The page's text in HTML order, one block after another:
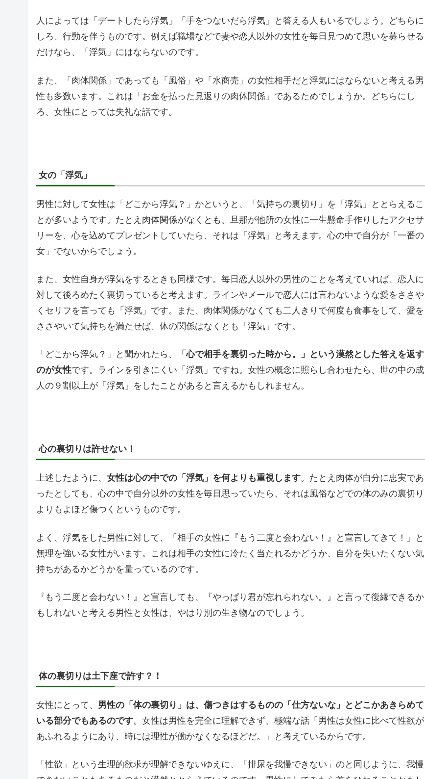
人によっては「デートしたら浮気」「手をつないだら浮気」と答える人もいるでしょう。どちらに
しろ、行動を伴うものです。例えば職場などで妻や恋人以外の女性を毎日見つめて思いを募らせる
だけなら、「浮気」にはならないのです。
また、「肉体関係」であっても「風俗」や「水商売」の女性相手だと浮気にはならないと考える男
性も多数います。これは「お金を払った見返りの肉体関係」であるためでしょうか。どちらにし
ろ、女性にとっては失礼な話です。
女の「浮気」
男性に対して女性は「どこから浮気？」かというと、「気持ちの裏切り」を「浮気」ととらえるこ
とが多いようです。たとえ肉体関係がなくとも、旦那が他所の女性に一生懸命手作りしたアクセサ
リーを、心を込めてプレゼントしていたら、それは「浮気」と考えます。心の中で自分が「一番の
女」でないからでしょう。
また、女性自身が浮気をするときも同様です。毎日恋人以外の男性のことを考えていれば、恋人に
対して後ろめたく裏切っていると考えます。ラインやメールで恋人には言わないような愛をささや
くセリフを言っても「浮気」です。また、肉体関係がなくても二人きりで何度も食事をして、愛を
ささやいて気持ちを満たせば、体の関係はなくとも「浮気」です。
「どこから浮気？」と聞かれたら、
「心で相手を裏切った時から。」という漠然とした答えを返す
のが女性です。ラインを引きにくい「浮気」ですね。女性の概念に照らし合わせたら、世の中の成
人の９割以上が「浮気」をしたことがあると言えるかもしれません。
心の裏切りは許せない！
上述したように、 女性は心の中での「浮気」を何よりも重視します。たとえ肉体が自分に忠実であ
ったとしても、心の中で自分以外の女性を毎日思っていたら、それは風俗などでの体のみの裏切り
よりもよほど傷つくというものです。
よく、浮気をした男性に対して、「相手の女性に『もう二度と会わない！』と宣言してきて！」と
無理を強いる女性がいます。これは相手の女性に冷たく当たれるかどうか、自分を失いたくない気
持ちがあるかどうかを量っているのです。
『もう二度と会わない！』と宣言しても、『やっぱり君が忘れられない。』と言って復縁できるか
もしれないと考える男性と女性は、やはり別の生き物なのでしょう。
体の裏切りは土下座で許す？！
女性にとって、 男性の「体の裏切り」は、傷つきはするものの「仕方ないな」とどこかあきらめて
いる部分でもあるのです。女性は男性を完全に理解できず、極端な話「男性は女性に比べて性欲が
あふれるようにあり、時には理性が働かなくなるほどだ。」と考えているからです。
「性欲」という生理的欲求が理解できないゆえに、「排尿を我慢できない」のと同じように、我慢